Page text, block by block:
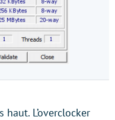
L’overclocker